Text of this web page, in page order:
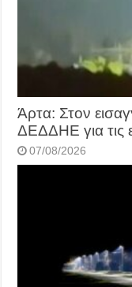
Άρτα: Στον
ΔΕΔΔΗΕ για τις
07/08/2026